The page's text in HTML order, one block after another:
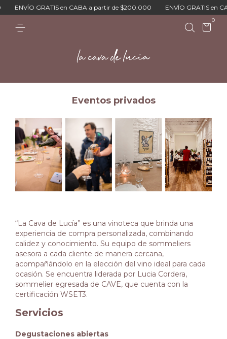
ENVÍO GRATIS en CABA a partir de $200.000 ENVÍO GRATIS en
0
Eventos privados
“La Cava de Lucía” es una vinoteca que brinda una
experiencia de compra personalizada, combinando
calidez y conocimiento. Su equipo de sommeliers
asesora a cada cliente de manera cercana,
acompañándolo en la elección del vino ideal para cada
ocasión. Se encuentra liderada por Lucia Cordera,
sommelier egresada de CAVE, que cuenta con la
certificación WSET3.
Servicios
Degustaciones abiertas